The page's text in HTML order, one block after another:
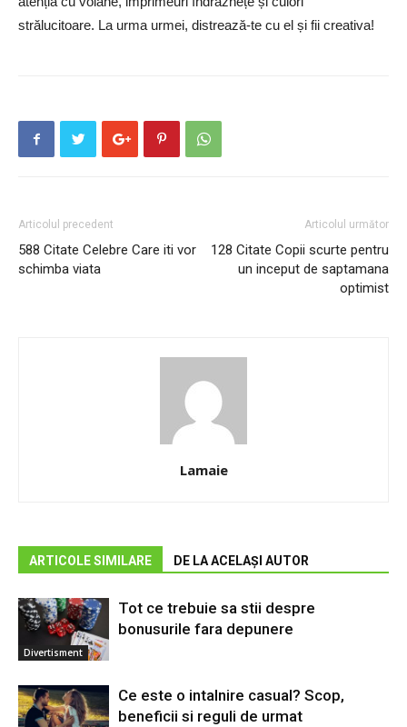
strălucitoare. La urma urmei, distrează-te cu el și fii creativa!
Articolul precedent
588 Citate Celebre Care iti vor
schimba viata
Articolul următor
128 Citate Copii scurte pentru
un inceput de saptamana
optimist
Lamaie
ARTICOLE SIMILARE DE LA ACELAȘI AUTOR
Divertisment
Tot ce trebuie sa stii despre
bonusurile fara depunere
Ce este o intalnire casual? Scop,
beneficii si reguli de urmat